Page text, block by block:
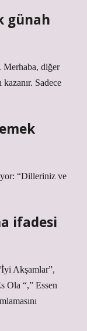
günah
Merhaba, diğer
Sadece
“Dilleriniz ve
ifadesi
Akşamlar”,
Ola “,” Essen